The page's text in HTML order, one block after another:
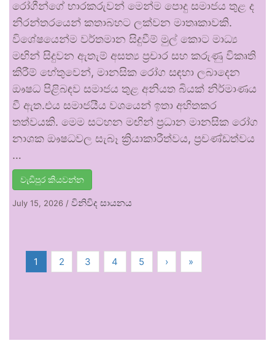
රෝගීන්ගේ භාරකරුවන් මෙන්ම පොදු සමාජය තුළ ද
නිරන්තරයෙන් කතාබහට ලක්වන මාතෘකාවකි.
විශේෂයෙන්ම වර්තමාන සිදුවීම් මුල් කොට මාධ්‍ය
මඟින් සිදුවන ඇතැම් අසත්‍ය ප්‍රචාර සහ කරුණු විකෘති
කිරීම් හේතුවෙන්, මානසික රෝග සඳහා ලබාදෙන
ඖෂධ පිළිබඳව සමාජය තුළ අනියත බියක් නිර්මාණය
වී ඇත.එය සමාජයීය වශයෙන් ඉතා අහිතකර
තත්වයකි. මෙම සටහන මඟින් ප්‍රධාන මානසික රෝග
නාශක ඖෂධවල සැබෑ ක්‍රියාකාරීත්වය, ප්‍රචණ්ඩත්වය
…
වැඩිපුර කියවන්න
July 15, 2026 / විනිවිද සායනය
1 2 3 4 5 › »